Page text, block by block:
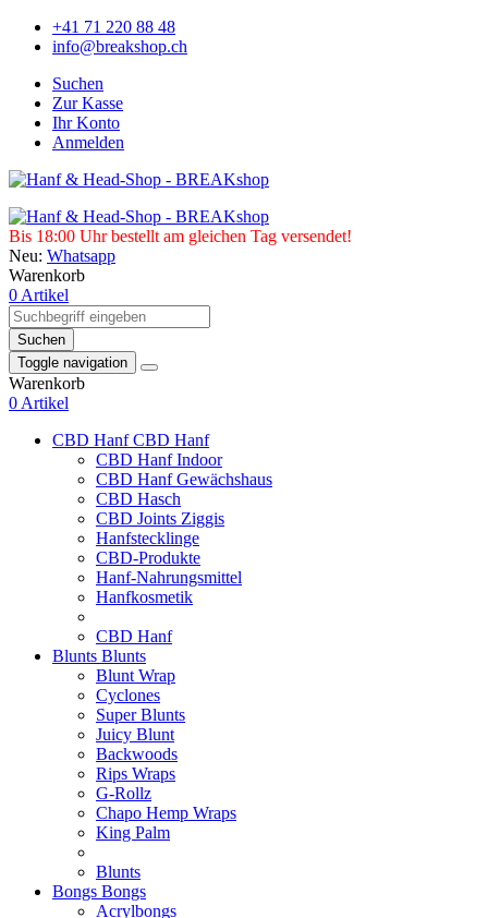
+41 71 220 88 48
info@breakshop.ch
Suchen
Zur Kasse
Ihr Konto
Anmelden
Bis 18:00 Uhr bestellt am gleichen Tag versendet!
Neu: Whatsapp
Warenkorb
0 Artikel
Suchen
Toggle navigation
Warenkorb
0 Artikel
CBD HanfCBD Hanf
CBD Hanf Indoor
CBD Hanf Gewächshaus
CBD Hasch
CBD Joints Ziggis
Hanfstecklinge
CBD-Produkte
Hanf-Nahrungsmittel
Hanfkosmetik
CBD Hanf
Blunts Blunts
Blunt Wrap
Cyclones
Super Blunts
Juicy Blunt
Backwoods
Rips Wraps
G-Rollz
Chapo Hemp Wraps
King Palm
Blunts
Bongs Bongs
Acrylbongs